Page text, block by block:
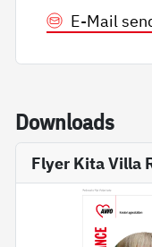
E-Mail
Down­loads
Flyer Kita Villa